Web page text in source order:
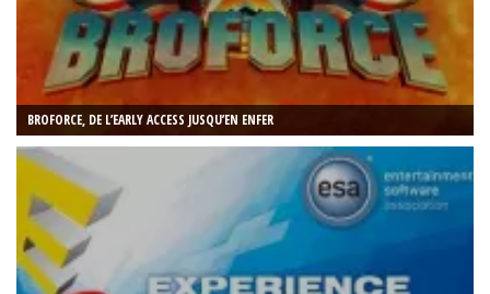
BROFORCE, DE L’EARLY ACCESS JUSQU’EN ENFER